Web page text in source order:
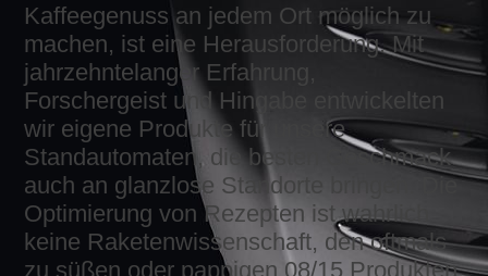
Kaffeegenuss an jedem Ort möglich zu
machen, ist eine Herausforderung. Mit
jahrzehntelanger Erfahrung,
Forschergeist und Hingabe entwickelten
wir eigene Produkte für unsere
Standautomaten, die besten Geschmack
auch an glanzlose Standorte bringen. Die
Optimierung von Rezepten ist wahrlich
keine Raketenwissenschaft, den oftmals
zu süßen oder pappigen 08/15 Produkten